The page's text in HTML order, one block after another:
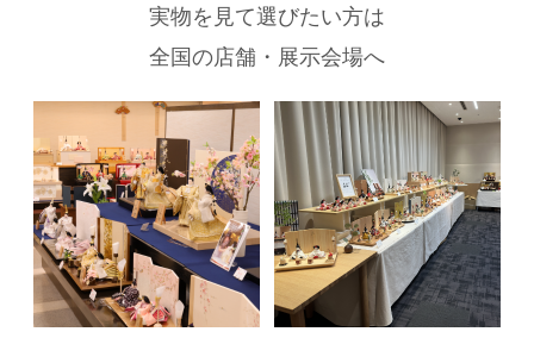
実物を見て選びたい方は
全国の店舗・展示会場へ